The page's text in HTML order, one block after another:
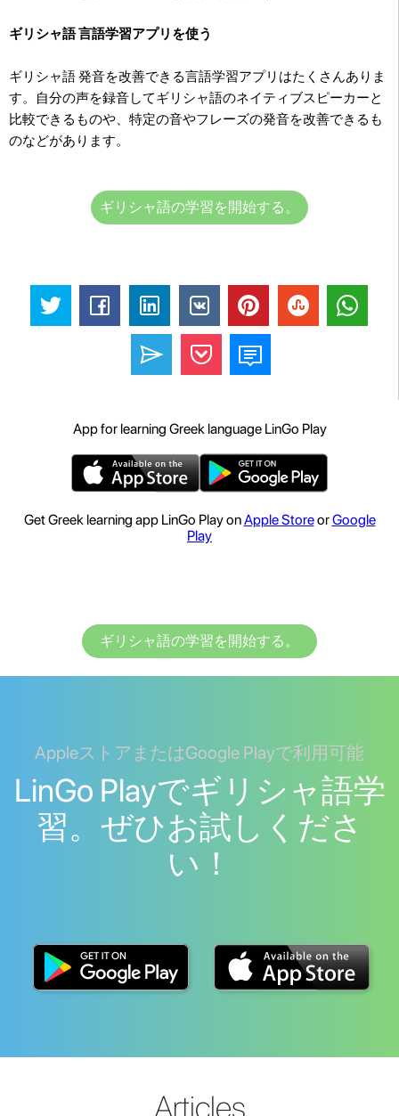
ギリシャ語 言語学習アプリを使う
ギリシャ語 発音を改善できる言語学習アプリはたくさんありま
す。自分の声を録音してギリシャ語のネイティブスピーカーと
比較できるものや、特定の音やフレーズの発音を改善できるも
のなどがあります。
ギリシャ語の学習を開始する。
App for learning Greek language LinGo Play
Get Greek learning app LinGo Play onApple StoreorGoogle
Play
ギリシャ語の学習を開始する。
AppleストアまたはGoogle Playで利用可能
LinGo Playでギリシャ語学
習。ぜひお試しくださ
い！
Articles